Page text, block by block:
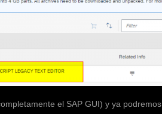
el SAP GUI) y ya podremos